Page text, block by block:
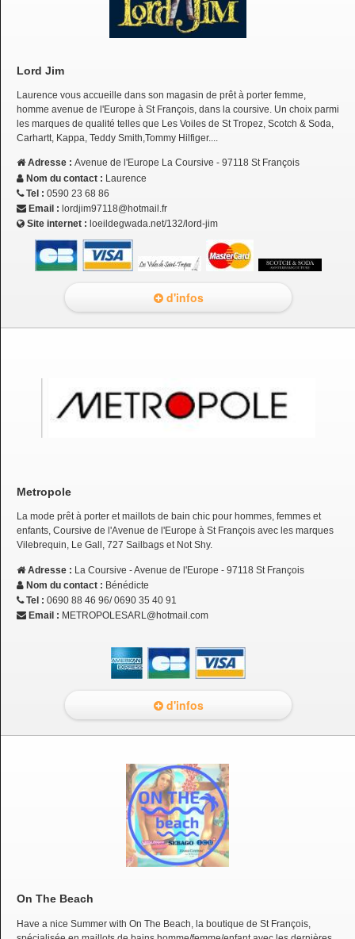
Lord Jim
Laurence vous accueille dans son magasin de prêt à porter femme,
homme avenue de l'Europe à St François, dans la coursive. Un choix parmi
les marques de qualité telles que Les Voiles de St Tropez, Scotch & Soda,
Carhartt, Kappa, Teddy Smith,Tommy Hilfiger....
Adresse : Avenue de l'Europe La Coursive - 97118 St François
Nom du contact : Laurence
Tel : 0590 23 68 86
Email : lordjim97118@hotmail.fr
Site internet : loeildegwada.net/132/lord-jim
d'infos
Metropole
La mode prêt à porter et maillots de bain chic pour hommes, femmes et
enfants, Coursive de l'Avenue de l'Europe à St François avec les marques
Vilebrequin, Le Gall, 727 Sailbags et Not Shy.
Adresse : La Coursive - Avenue de l'Europe - 97118 St François
Nom du contact : Bénédicte
Tel : 0690 88 46 96/ 0690 35 40 91
Email : METROPOLESARL@hotmail.com
d'infos
On The Beach
Have a nice Summer with On The Beach, la boutique de St François,